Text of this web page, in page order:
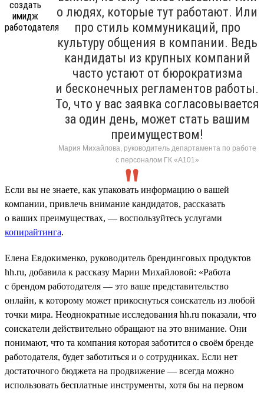
о людях, которые тут работают. Или
про стиль коммуникаций, про
культуру общения в компании. Ведь
кандидаты из крупных компаний
часто устают от бюрократизма
и бесконечных регламентов работы.
То, что у вас заявка согласовывается
за один день, может стать вашим
преимуществом!
Мария Михайлова, руководитель департамента по работе
с персоналом ГК «А101»
Если вы не знаете, как упаковать информацию о вашей
компании, привлечь внимание кандидатов, рассказать
о ваших преимуществах, — воспользуйтесь услугами
копирайтинга.
Елена Евдокименко, руководитель брендинговых продуктов
hh.ru, добавила к рассказу Марии Михайловой: «Работа
с брендом работодателя — это ваше представительство
онлайн, к которому может прикоснуться соискатель из любой
точки мира. Неоднократные исследования hh.ru показали, что
соискатели действительно обращают на это внимание. Они
понимают, что та компания которая заботится о своём бренде
работодателя, будет заботиться и о сотрудниках. Если нет
достаточного бюджета на продвижение — всегда можно
использовать бесплатные инструменты, хотя бы на первом